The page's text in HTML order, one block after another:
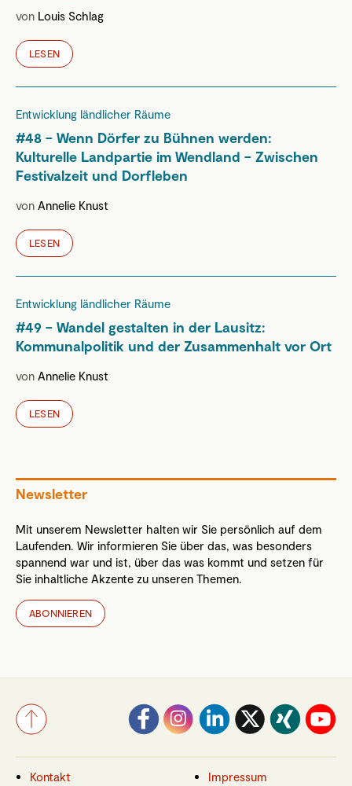
von Louis Schlag
LESEN
Entwicklung ländlicher Räume
#48 – Wenn Dörfer zu Bühnen werden:
Kulturelle Landpartie im Wendland – Zwischen
Festivalzeit und Dorfleben
von Annelie Knust
LESEN
Entwicklung ländlicher Räume
#49 – Wandel gestalten in der Lausitz:
Kommunalpolitik und der Zusammenhalt vor Ort
von Annelie Knust
LESEN
Newsletter
Mit unserem Newsletter halten wir Sie persönlich auf dem
Laufenden. Wir informieren Sie über das, was besonders
spannend war und ist, über das was kommt und setzen für
Sie inhaltliche Akzente zu unseren Themen.
ABONNIEREN
Impressum
Kontakt